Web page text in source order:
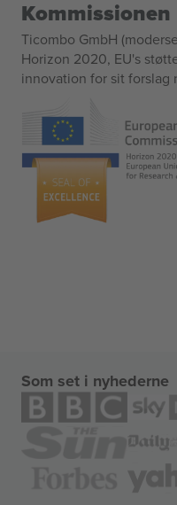
Kommissionen
Ticombo GmbH
Horizon 2020, EU's
innovation for sit forslag
Som set i nyhederne